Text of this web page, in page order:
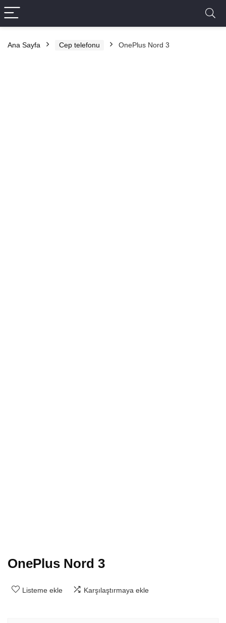
Ana Sayfa Cep telefonu OnePlus Nord 3
OnePlus Nord 3
Listeme ekle Karşılaştırmaya ekle